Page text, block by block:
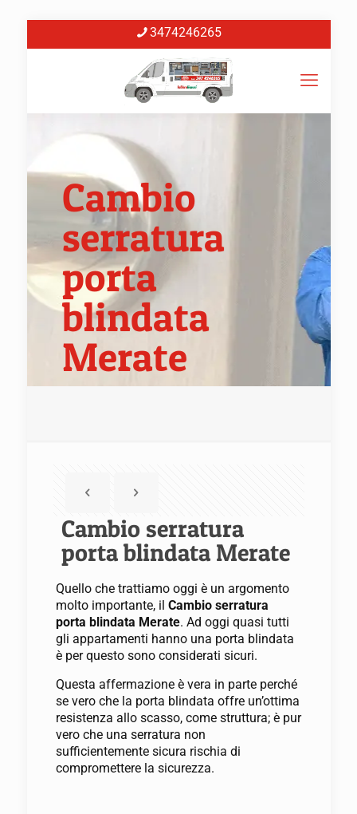
3474246265
Cambio
serratura
porta
blindata
Merate
Cambio serratura
porta blindata Merate
Quello che trattiamo oggi è un argomento
molto importante, il Cambio serratura
porta blindata Merate. Ad oggi quasi tutti
gli appartamenti hanno una porta blindata
è per questo sono considerati sicuri.
Questa affermazione è vera in parte perché
se vero che la porta blindata offre un’ottima
resistenza allo scasso, come struttura; è pur
vero che una serratura non
sufficientemente sicura rischia di
compromettere la sicurezza.